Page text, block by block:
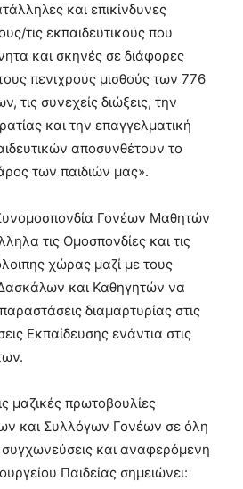
και επικίνδυνες
τις εκπαιδευτικούς που
και σκηνές σε διάφορες
πενιχρούς μισθούς των 776
τις συνεχείς διώξεις, την
και την επαγγελματική
αποσυνθέτουν το
των παιδιών μας».
Γονέων Μαθητών
τις Ομοσπονδίες και τις
χώρας μαζί με τους
και Καθηγητών να
διαμαρτυρίας στις
Εκπαίδευσης ενάντια στις
μαζικές πρωτοβουλίες
και Συλλόγων Γονέων σε όλη
και αναφερόμενη
Παιδείας σημειώνει: